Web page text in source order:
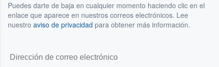
Puedes darte de baja en cualquier momento haciendo clic en el
enlace que aparece en nuestros correos electrónicos. Lee
nuestro aviso de privacidad para obtener más información.